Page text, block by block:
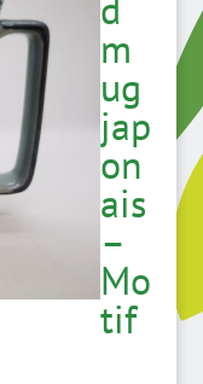
m
ug
jap
on
ais
–
Mo
tif